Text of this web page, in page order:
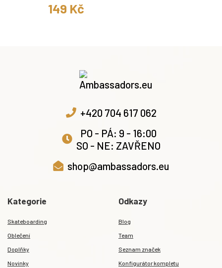
149 Kč
+420 704 617 062
PO - PÁ: 9 - 16:00
SO - NE: ZAVŘENO
shop@ambassadors.eu
Kategorie
Skateboarding
Oblečení
Doplňky
Novinky
Odkazy
Blog
Team
Seznam značek
Konfigurátor kompletu